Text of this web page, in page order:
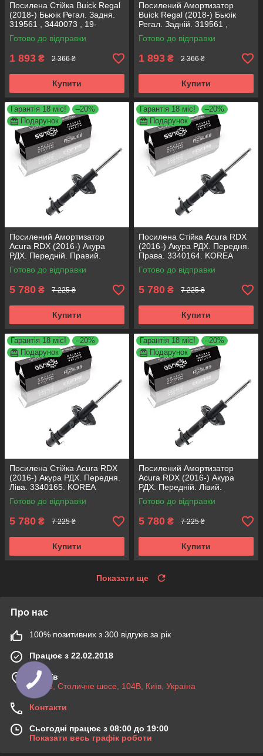
Посилена Стійка Buick Regal
(2018-) Бьюік Регал. Задня.
319561 , 3440073 , 19-
280615. KOREA Аксусс!
Готово до відправки
1 893 ₴ 2 366 ₴
Купити
Посилений Амортизатор
Buick Regal (2018-) Бьюік
Регал. Задній. 319561 ,
3440073 , 19-280615. KOREA
Аксусс!
Готово до відправки
1 893 ₴ 2 366 ₴
Купити
Гарантія 18 міс!
–20%
Подарунок
Посилений Амортизатор
Acura RDX (2016-) Акура
РДХ. Передній. Правий.
3340164. KOREA Аксусс!
Готово до відправки
5 780 ₴ 7 225 ₴
Купити
Гарантія 18 міс!
–20%
Подарунок
Посилена Стійка Acura RDX
(2016-) Акура РДХ. Передня.
Права. 3340164. KOREA
Аксусс!
Готово до відправки
5 780 ₴ 7 225 ₴
Купити
Гарантія 18 міс!
–20%
Подарунок
Посилена Стійка Acura RDX
(2016-) Акура РДХ. Передня.
Ліва. 3340165. KOREA
Аксусс!
Готово до відправки
5 780 ₴ 7 225 ₴
Купити
Гарантія 18 міс!
–20%
Подарунок
Посилений Амортизатор
Acura RDX (2016-) Акура
РДХ. Передній. Лівий.
3340165. KOREA Аксусс!
Готово до відправки
5 780 ₴ 7 225 ₴
Купити
Показати ще
Про нас
100% позитивних з 300 відгуків за рік
Працює з 22.02.2018
м. Київ
03045, Столичне шосе, 104B, Київ, Україна
Контакти
Сьогодні працює з 08:00 до 19:00
Показати весь графік роботи